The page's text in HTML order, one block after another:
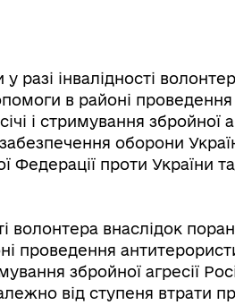
Ветеран PRO
інвалідності
в районі проведення
і стримування збройної
оборони
Федерації проти України
волонтера внаслідок
проведення
збройної агресії
від ступеня втрати